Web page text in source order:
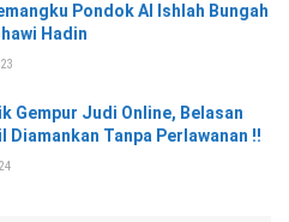
Pondok Al Ishlah Bungah
Hadin
Gempur Judi Online, Belasan
Diamankan Tanpa Perlawanan !!